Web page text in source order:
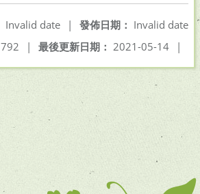
發佈日期： Invalid date
Invalid date
|
最後更新日期： 2021-05-14 |
792 |